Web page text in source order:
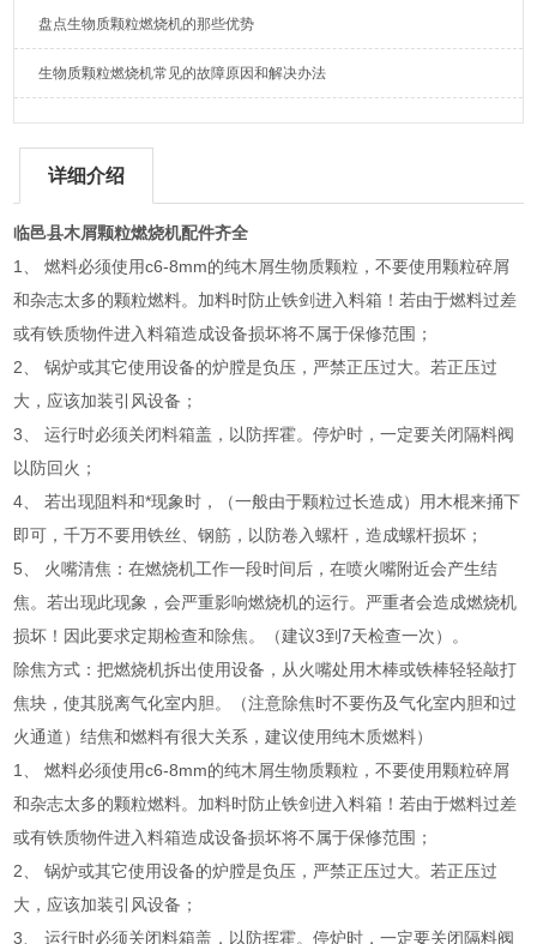
盘点生物质颗粒燃烧机的那些优势
生物质颗粒燃烧机常见的故障原因和解决办法
详细介绍
临邑县木屑颗粒燃烧机配件齐全
1、 燃料必须使用c6-8mm的纯木屑生物质颗粒，不要使用颗粒碎屑
和杂志太多的颗粒燃料。加料时防止铁剑进入料箱！若由于燃料过差
或有铁质物件进入料箱造成设备损坏将不属于保修范围；
2、 锅炉或其它使用设备的炉膛是负压，严禁正压过大。若正压过
大，应该加装引风设备；
3、 运行时必须关闭料箱盖，以防挥霍。停炉时，一定要关闭隔料阀
以防回火；
4、 若出现阻料和*现象时，（一般由于颗粒过长造成）用木棍来捅下
即可，千万不要用铁丝、钢筋，以防卷入螺杆，造成螺杆损坏；
5、 火嘴清焦：在燃烧机工作一段时间后，在喷火嘴附近会产生结
焦。若出现此现象，会严重影响燃烧机的运行。严重者会造成燃烧机
损坏！因此要求定期检查和除焦。（建议3到7天检查一次）。
除焦方式：把燃烧机拆出使用设备，从火嘴处用木棒或铁棒轻轻敲打
焦块，使其脱离气化室内胆。（注意除焦时不要伤及气化室内胆和过
火通道）结焦和燃料有很大关系，建议使用纯木质燃料）
1、 燃料必须使用c6-8mm的纯木屑生物质颗粒，不要使用颗粒碎屑
和杂志太多的颗粒燃料。加料时防止铁剑进入料箱！若由于燃料过差
或有铁质物件进入料箱造成设备损坏将不属于保修范围；
2、 锅炉或其它使用设备的炉膛是负压，严禁正压过大。若正压过
大，应该加装引风设备；
3、 运行时必须关闭料箱盖，以防挥霍。停炉时，一定要关闭隔料阀